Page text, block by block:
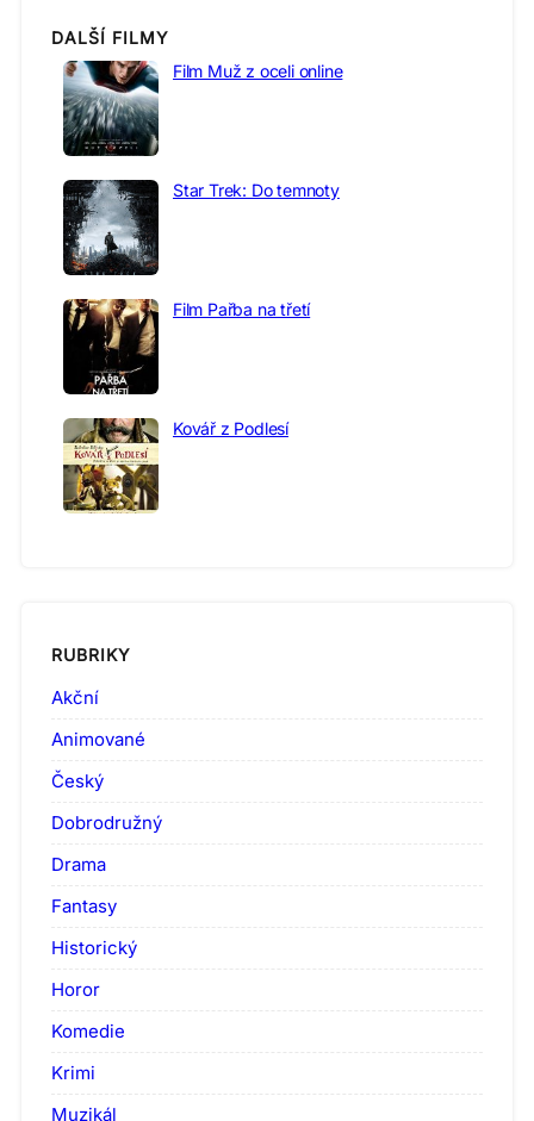
DALŠÍ FILMY
Film Muž z oceli online
Star Trek: Do temnoty
Film Pařba na třetí
Kovář z Podlesí
RUBRIKY
Akční
Animované
Český
Dobrodružný
Drama
Fantasy
Historický
Horor
Komedie
Krimi
Muzikál